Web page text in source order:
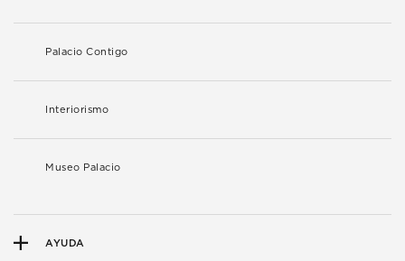
Palacio Contigo
Interiorismo
Museo Palacio
AYUDA